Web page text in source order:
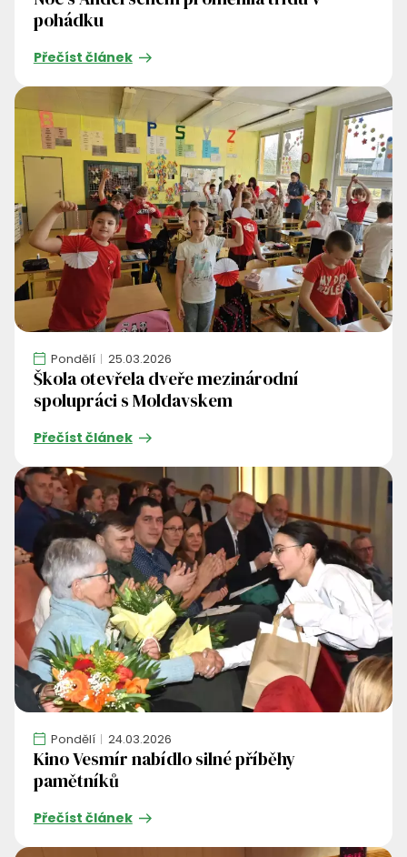
pohádku
Přečíst článek
Pondělí 25.03.2026
Škola otevřela dveře mezinárodní
spolupráci s Moldavskem
Přečíst článek
Pondělí 24.03.2026
Kino Vesmír nabídlo silné příběhy
pamětníků
Přečíst článek